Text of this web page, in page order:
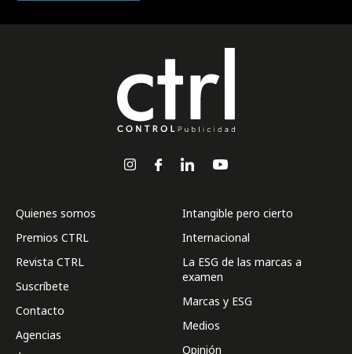
Quienes somos
Premios CTRL
Revista CTRL
Suscríbete
Contacto
Agencias
Intangible pero cierto
Internacional
La ESG de las marcas a
examen
Marcas y ESG
Medios
Opinión